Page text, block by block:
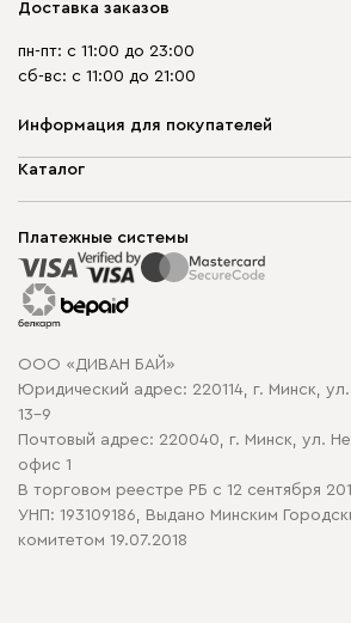
Доставка заказов
пн-пт: с 11:00 до 23:00
сб-вс: с 11:00 до 21:00
Информация для покупателей
О компании
Способы оплаты
Рассрочка и кредит
Гарантия
Карта сайта
Политика конфиденциальности
Политика в отношении обработки cookie
Каталог
Корпусная мебель
Распродажа мебели
Платежные системы
ООО «ДИВАН БАЙ»
Юридический адрес: 220114, г. Минск,
13-9
Почтовый адрес: 220040, г. Минск, ул.
офис 1
В торговом реестре РБ с 12 сентября
УНП: 193109186, Выдано Минским
комитетом 19.07.2018